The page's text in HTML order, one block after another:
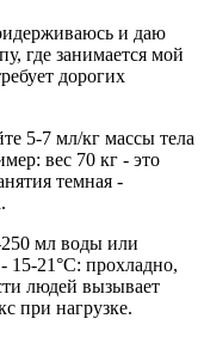
и даю
где занимается мой
дорогих
5-7 мл/кг массы тела
вес 70 кг - это
темная -
мл воды или
15-21°C: прохладно,
людей вызывает
при нагрузке.